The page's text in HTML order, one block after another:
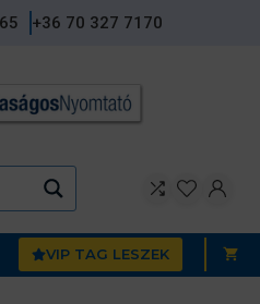
+36 70 327 7170
VIP TAG LESZEK